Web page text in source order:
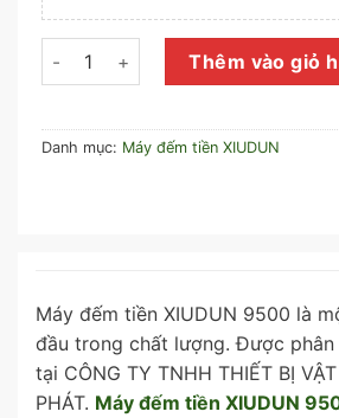
Máy đếm tiền XIUDUN 9500 số
Thêm vào giỏ
Danh mục: Máy đếm tiền XIUDUN
Máy đếm tiền XIUDUN 9500 là
đầu trong chất lượng. Được
tại CÔNG TY TNHH THIẾT BỊ
PHÁT. Máy đếm tiền XIUDUN